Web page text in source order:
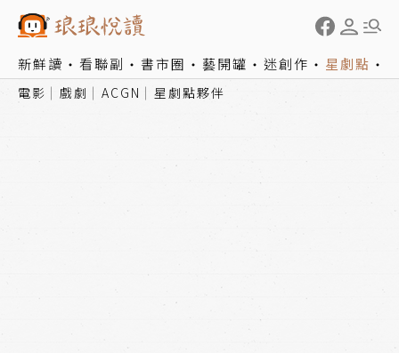
新鮮讀 看聯副 書市圈 藝開罐 迷創作 星劇點
電影 戲劇 ACGN 星劇點夥伴